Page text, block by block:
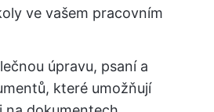
ve vašem pracovním
úpravu, psaní a
které umožňují